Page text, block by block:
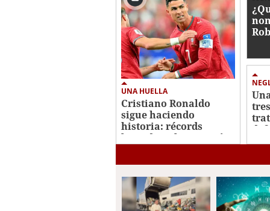
UNA HUELLA
Cristiano Ronaldo
sigue haciendo
historia: récords
logrados y los que aún